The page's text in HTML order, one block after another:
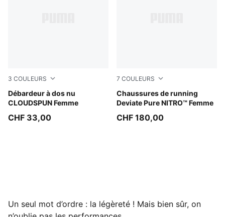
3 COULEURS
Débardeur à dos nu
CLOUDSPUN Femme
Puma White
CHF 33,00
7 COULEURS
Chaussures de running
Deviate Pure NITRO™ Femme
Rich Cocoa-PUMA Black
CHF 180,00
Un seul mot d’ordre : la légèreté ! Mais bien sûr, on